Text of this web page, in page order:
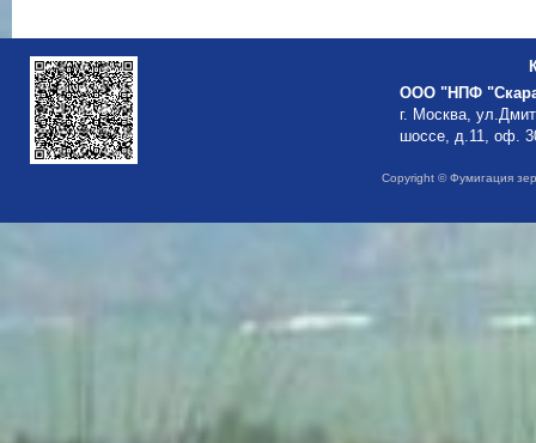
ООО "НПФ
г. Москва,
шоссе, д.11, оф.
Copyright © Фумигация